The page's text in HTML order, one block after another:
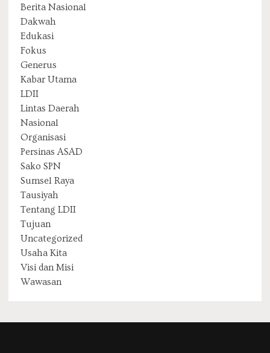
Berita Nasional
Dakwah
Edukasi
Fokus
Generus
Kabar Utama
LDII
Lintas Daerah
Nasional
Organisasi
Persinas ASAD
Sako SPN
Sumsel Raya
Tausiyah
Tentang LDII
Tujuan
Uncategorized
Usaha Kita
Visi dan Misi
Wawasan